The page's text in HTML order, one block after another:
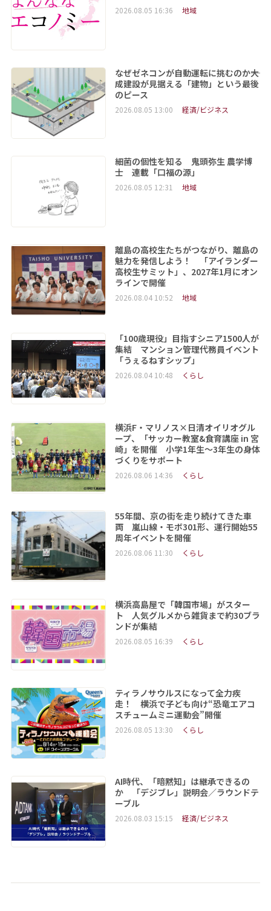
2026.08.05 16:36 地域
なぜゼネコンが自動運転に挑むのか――大
成建設が見据える「建物」という最後
のピース
2026.08.05 13:00 経済/ビジネス
細菌の個性を知る 鬼頭弥生 農学博
士 連載「口福の源」
2026.08.05 12:31 地域
離島の高校生たちがつながり、離島の
魅力を発信しよう！ 「アイランダー
高校生サミット」、2027年1月にオン
ラインで開催
2026.08.04 10:52 地域
「100歳現役」目指すシニア1500人が
集結 マンション管理代務員イベント
「うぇるねすシップ」
2026.08.04 10:48 くらし
横浜F・マリノス×日清オイリオグル
ープ、「サッカー教室&食育講座 in 宮
崎」を開催 小学1年生～3年生の身体
づくりをサポート
2026.08.06 14:36 くらし
55年間、京の街を走り続けてきた車
両 嵐山線・モボ301形、運行開始55
周年イベントを開催
2026.08.06 11:30 くらし
横浜高島屋で「韓国市場」がスター
ト 人気グルメから雑貨まで約30ブラ
ンドが集結
2026.08.05 16:39 くらし
ティラノサウルスになって全力疾
走！ 横浜で子ども向け“恐竜エアコ
スチュームミニ運動会”開催
2026.08.05 13:30 くらし
AI時代、「暗黙知」は継承できるの
か 「デジブレ」説明会／ラウンドテ
ーブル
2026.08.03 15:15 経済/ビジネス